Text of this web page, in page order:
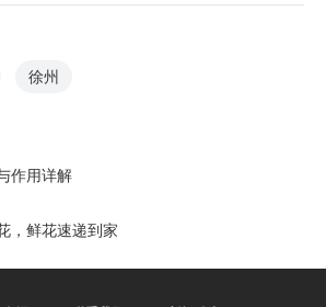
徐州
作用详解
，鲜花速递到家